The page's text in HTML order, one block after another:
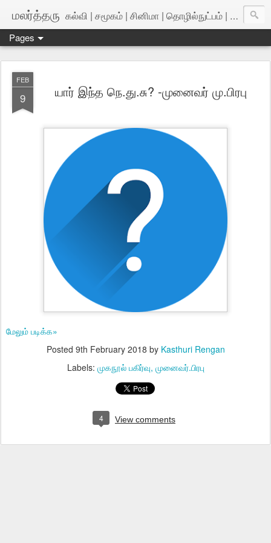
மலர்த்தரு கல்வி | சமூகம் | சினிமா | தொழில்நுட்பம் | அறிவியல்
Pages
FEB
9 யார் இந்த நெ.து.சு? -முனைவர் மு.பிரபு
மேலும் படிக்க»
Posted 9th February 2018 by Kasthuri Rengan
Labels: முகநூல் பகிர்வு முனைவர்.பிரபு
4 View comments